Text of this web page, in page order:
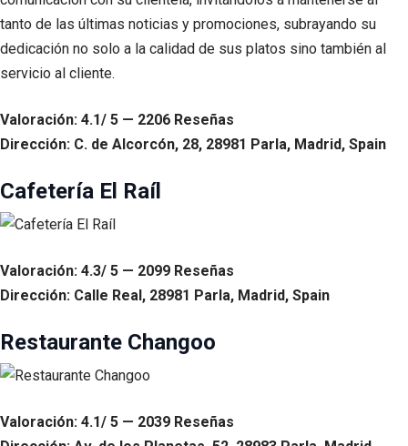
tanto de las últimas noticias y promociones, subrayando su
dedicación no solo a la calidad de sus platos sino también al
servicio al cliente.
Valoración: 4.1/ 5 — 2206 Reseñas
Dirección: C. de Alcorcón, 28, 28981 Parla, Madrid, Spain
Cafetería El Raíl
Valoración: 4.3/ 5 — 2099 Reseñas
Dirección: Calle Real, 28981 Parla, Madrid, Spain
Restaurante Changoo
Valoración: 4.1/ 5 — 2039 Reseñas